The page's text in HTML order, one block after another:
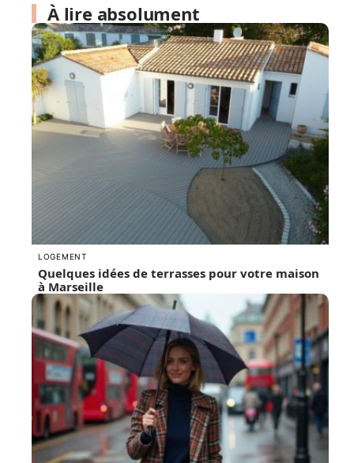
À lire absolument
LOGEMENT
Quelques idées de terrasses pour votre maison
à Marseille